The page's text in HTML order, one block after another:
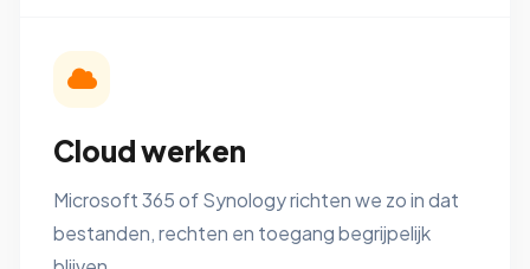
Cloud werken
Microsoft 365 of Synology richten we zo in dat
bestanden, rechten en toegang begrijpelijk